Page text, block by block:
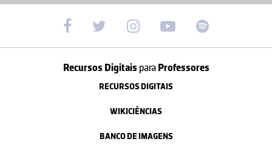
Recursos Digitais paraProfessores
RECURSOS DIGITAIS
WIKICIÊNCIAS
BANCO DE IMAGENS